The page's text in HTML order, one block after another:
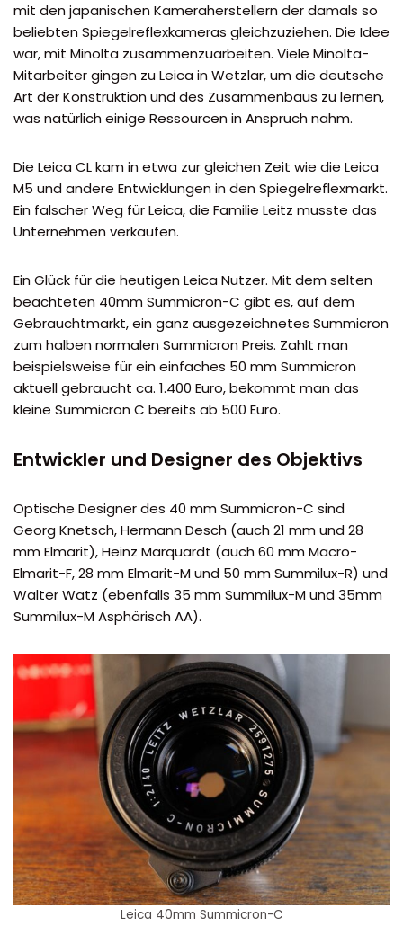
mit den japanischen Kameraherstellern der damals so
beliebten Spiegelreflexkameras gleichzuziehen. Die Idee
war, mit Minolta zusammenzuarbeiten. Viele Minolta-
Mitarbeiter gingen zu Leica in Wetzlar, um die deutsche
Art der Konstruktion und des Zusammenbaus zu lernen,
was natürlich einige Ressourcen in Anspruch nahm.
Die Leica CL kam in etwa zur gleichen Zeit wie die Leica
M5 und andere Entwicklungen in den Spiegelreflexmarkt.
Ein falscher Weg für Leica, die Familie Leitz musste das
Unternehmen verkaufen.
Ein Glück für die heutigen Leica Nutzer. Mit dem selten
beachteten 40mm Summicron-C gibt es, auf dem
Gebrauchtmarkt, ein ganz ausgezeichnetes Summicron
zum halben normalen Summicron Preis. Zahlt man
beispielsweise für ein einfaches 50 mm Summicron
aktuell gebraucht ca. 1.400 Euro, bekommt man das
kleine Summicron C bereits ab 500 Euro.
Entwickler und Designer des Objektivs
Optische Designer des 40 mm Summicron-C sind
Georg Knetsch, Hermann Desch (auch 21 mm und 28
mm Elmarit), Heinz Marquardt (auch 60 mm Macro-
Elmarit-F, 28 mm Elmarit-M und 50 mm Summilux-R) und
Walter Watz (ebenfalls 35 mm Summilux-M und 35mm
Summilux-M Asphärisch AA).
Leica 40mm Summicron-C